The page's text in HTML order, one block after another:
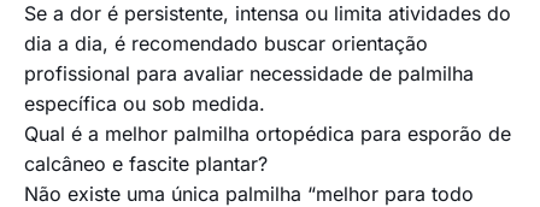
Se a dor é persistente, intensa ou limita atividades do
dia a dia, é recomendado buscar orientação
profissional para avaliar necessidade de palmilha
específica ou sob medida.
Qual é a melhor palmilha ortopédica para esporão de
calcâneo e fascite plantar?
Não existe uma única palmilha “melhor para todo